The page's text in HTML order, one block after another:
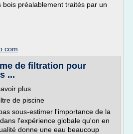
bois préalablement traités par un
de filtration pour
...
plus
de piscine
sous-estimer l'importance de la
l'expérience globale qu'on en
donne une eau beaucoup